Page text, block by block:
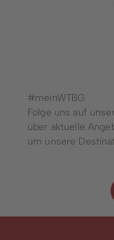
#meinWTBG
Folge uns auf
über aktuelle
um unsere